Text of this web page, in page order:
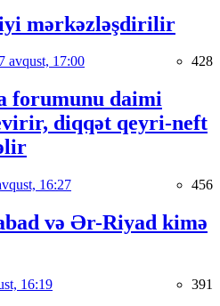
mərkəzləşdirilir
avqust, 17:00 428
forumunu daimi
diqqət qeyri-neft
16:27 456
və Ər-Riyad kimə
16:19 391